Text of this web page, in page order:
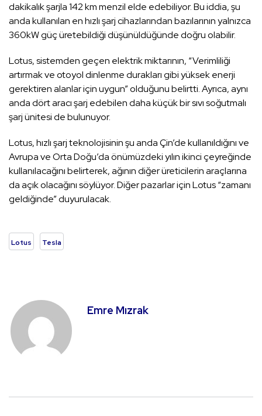
dakikalık şarjla 142 km menzil elde edebiliyor. Bu iddia, şu
anda kullanılan en hızlı şarj cihazlarından bazılarının yalnızca
360kW güç üretebildiği düşünüldüğünde doğru olabilir.
Lotus, sistemden geçen elektrik miktarının, “Verimliliği
artırmak ve otoyol dinlenme durakları gibi yüksek enerji
gerektiren alanlar için uygun” olduğunu belirtti. Ayrıca, aynı
anda dört aracı şarj edebilen daha küçük bir sıvı soğutmalı
şarj ünitesi de bulunuyor.
Lotus, hızlı şarj teknolojisinin şu anda Çin’de kullanıldığını ve
Avrupa ve Orta Doğu’da önümüzdeki yılın ikinci çeyreğinde
kullanılacağını belirterek, ağının diğer üreticilerin araçlarına
da açık olacağını söylüyor. Diğer pazarlar için Lotus “zamanı
geldiğinde” duyurulacak.
Lotus Tesla
Emre Mızrak